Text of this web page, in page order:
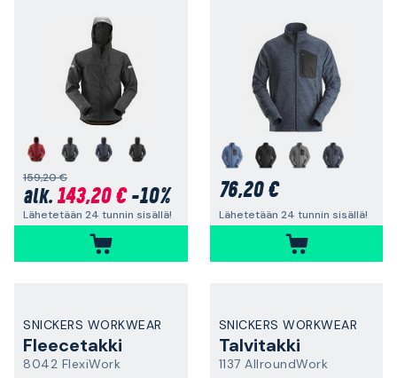
159,20 €
alk. 143,20 €-10%
Lähetetään 24 tunnin sisällä!
76,20 €
Lähetetään 24 tunnin sisällä!
SNICKERS WORKWEAR
Fleecetakki
8042 FlexiWork
SNICKERS WORKWEAR
Talvitakki
1137 AllroundWork